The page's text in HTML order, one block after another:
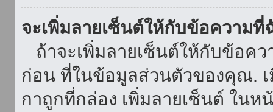
จะเพิ่มลายเซ็นต์ให้กับข้อความที่
ถ้าจะเพิ่มลายเซ็นต์ให้กับข้อค
ก่อน ที่ในข้อมูลส่วนตัวของคุณ.
กาถูกที่กล่อง เพิ่มลายเซ็นต์ ใน